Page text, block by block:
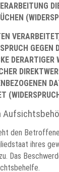
GEGEN
den
ihres
Das